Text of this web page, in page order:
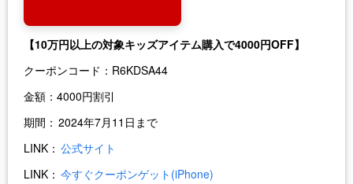
【10万円以上の対象キッズアイテム購入で4000円OFF】
クーポンコード： R6KDSA44
金額： 4000円割引
期間： 2024年7月11日まで
LINK： 公式サイト
LINK： 今すぐクーポンゲット(iPhone)